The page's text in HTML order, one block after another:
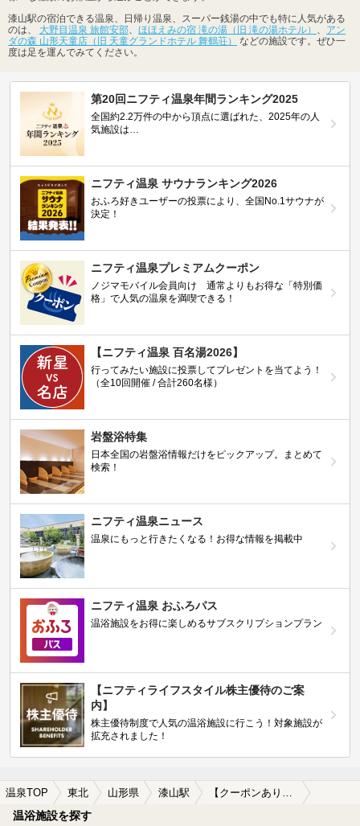
漆山駅の宿泊できる温泉、日帰り温泉、スーパー銭湯の中でも特に人気がある
のは、 大野目温泉 旅館安部、 ほほえみの宿 滝の湯（旧 滝の湯ホテル） 、 アン
ダの森 山形天童店（旧 天童グランドホテル 舞鶴荘）
などの施設です。ぜひ一
度は足を運んでみてください。
第20回ニフティ温泉年間ランキング2025
全国約2.2万件の中から頂点に選ばれた、2025年の人
気施設は…
ニフティ温泉 サウナランキング2026
おふろ好きユーザーの投票により、全国No.1サウナが
決定！
ニフティ温泉プレミアムクーポン
ノジマモバイル会員向け 通常よりもお得な「特別価
格」で人気の温泉を満喫できる！
【ニフティ温泉 百名湯2026】
行ってみたい施設に投票してプレゼントを当てよう！
（全10回開催 / 合計260名様）
岩盤浴特集
日本全国の岩盤浴情報だけをピックアップ。まとめて
検索！
ニフティ温泉ニュース
温泉にもっと行きたくなる！お得な情報を掲載中
ニフティ温泉 おふろパス
温浴施設をお得に楽しめるサブスクリプションプラン
【ニフティライフスタイル株主優待のご案
内】
株主優待制度で人気の温浴施設に行こう！対象施設が
拡充されました！
温泉TOP 東北 山形県 漆山駅 【クーポンあり】漆山駅近くの温泉宿・温泉旅館・ホテルおすすめ(2026年版)
温浴施設を探す